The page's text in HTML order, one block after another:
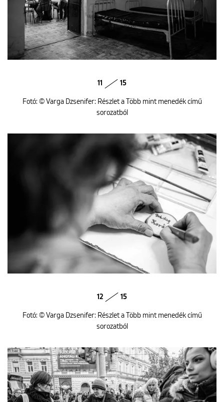
11 15
Fotó: © Varga Dzsenifer: Részlet a Több mint menedék című
sorozatból
12 15
Fotó: © Varga Dzsenifer: Részlet a Több mint menedék című
sorozatból